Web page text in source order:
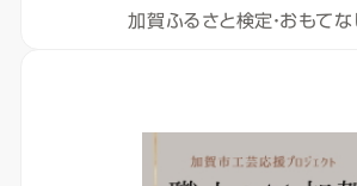
加賀ふるさと検定・おもてな